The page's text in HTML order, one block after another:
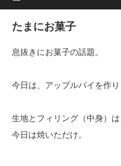
たまにお菓子
息抜きにお菓子の話題。
今日は、アップルパイを作り
生地とフィリング（中身）は
今日は焼いただけ。